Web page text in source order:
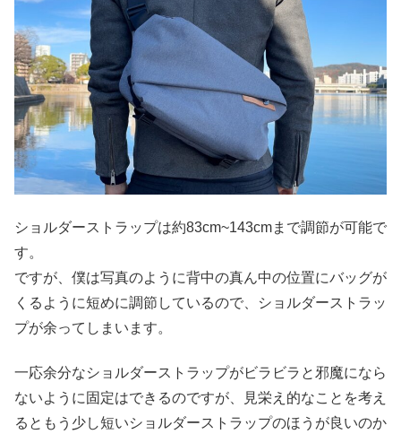
ショルダーストラップは約83cm~143cmまで調節が可能で
す。
ですが、僕は写真のように背中の真ん中の位置にバッグが
くるように短めに調節しているので、ショルダーストラッ
プが余ってしまいます。
一応余分なショルダーストラップがビラビラと邪魔になら
ないように固定はできるのですが、見栄え的なことを考え
るともう少し短いショルダーストラップのほうが良いのか